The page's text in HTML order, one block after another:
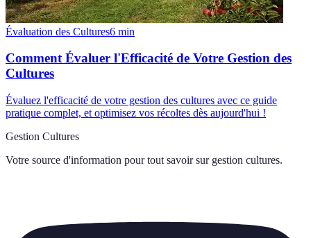
Évaluation des Cultures6 min
Comment Évaluer l'Efficacité de Votre Gestion des
Cultures
Évaluez l'efficacité de votre gestion des cultures avec ce guide
pratique complet, et optimisez vos récoltes dès aujourd'hui !
Gestion Cultures
Votre source d'information pour tout savoir sur gestion cultures.